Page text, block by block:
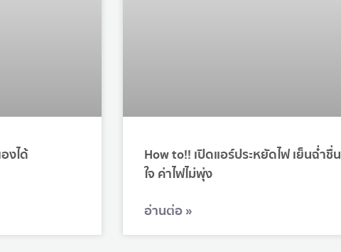
งได้
How to!! เปิดแอร์ประหยัดไฟ เย็นฉ่ำชื่น
ใจ ค่าไฟไม่พุ่ง
อ่านต่อ »